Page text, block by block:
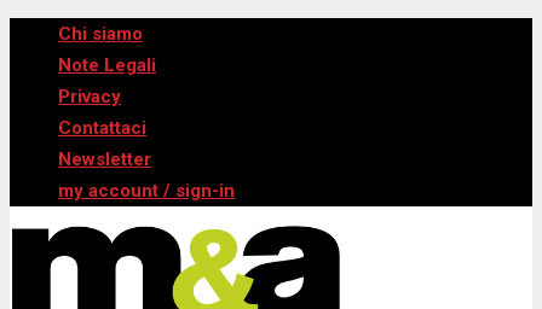
Chi siamo
Note Legali
Privacy
Contattaci
Newsletter
my account / sign-in